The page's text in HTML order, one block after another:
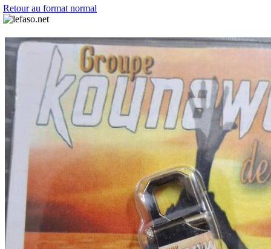
Retour au format normal